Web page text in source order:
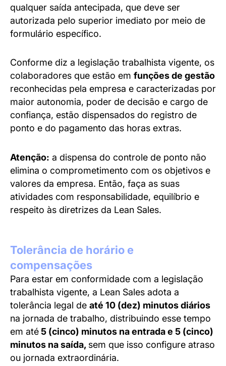
qualquer saída antecipada, que deve ser
autorizada pelo superior imediato por meio de
formulário específico.
Conforme diz a legislação trabalhista vigente, os
colaboradores que estão em funções de gestão
reconhecidas pela empresa e caracterizadas por
maior autonomia, poder de decisão e cargo de
confiança, estão dispensados do registro de
ponto e do pagamento das horas extras.
Atenção: a dispensa do controle de ponto não
elimina o comprometimento com os objetivos e
valores da empresa. Então, faça as suas
atividades com responsabilidade, equilíbrio e
respeito às diretrizes da Lean Sales.
Tolerância de horário e
compensações
Para estar em conformidade com a legislação
trabalhista vigente, a Lean Sales adota a
tolerância legal de até 10 (dez) minutos diários
na jornada de trabalho, distribuindo esse tempo
em até5 (cinco) minutos na entrada e 5 (cinco)
minutos na saída, sem que isso configure atraso
ou jornada extraordinária.